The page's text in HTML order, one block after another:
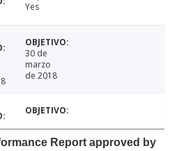
Yes
30 de
marzo
de 2018
Report approved by